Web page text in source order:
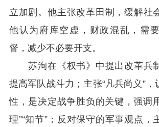
立加剧。他主张改革田制，缓解社
他认为府库空虚，财政混乱，需
督，减少不必要开支。
苏洵在《权书》中提出改革兵制
提高军队战斗力；主张“凡兵尚义”，
性，是决定战争胜负的关键，强调
理”“知节”；反对保守的军事观点，